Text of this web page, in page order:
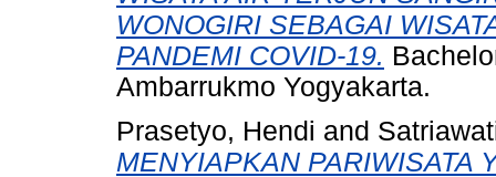
WONOGIRI SEBAGAI
PANDEMI COVID-19.
Ambarrukmo Yogyakarta.
Prasetyo, Hendi and
MENYIAPKAN PARIWISATA